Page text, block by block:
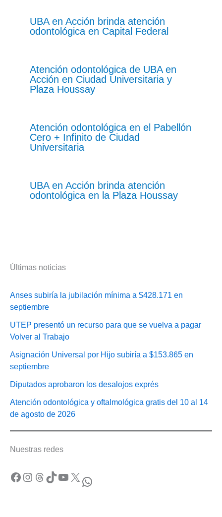
UBA en Acción brinda atención
odontológica en Capital Federal
Atención odontológica de UBA en
Acción en Ciudad Universitaria y
Plaza Houssay
Atención odontológica en el Pabellón
Cero + Infinito de Ciudad
Universitaria
UBA en Acción brinda atención
odontológica en la Plaza Houssay
Últimas noticias
Anses subiría la jubilación mínima a $428.171 en
septiembre
UTEP presentó un recurso para que se vuelva a pagar
Volver al Trabajo
Asignación Universal por Hijo subiría a $153.865 en
septiembre
Diputados aprobaron los desalojos exprés
Atención odontológica y oftalmológica gratis del 10 al 14
de agosto de 2026
Nuestras redes
Facebook Instagram Threads TikTok YouTube X WhatsApp